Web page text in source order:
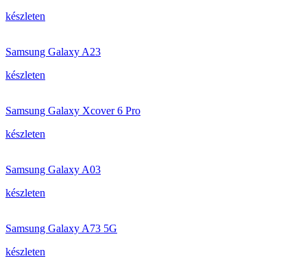
készleten
Samsung Galaxy A23
készleten
Samsung Galaxy Xcover 6 Pro
készleten
Samsung Galaxy A03
készleten
Samsung Galaxy A73 5G
készleten